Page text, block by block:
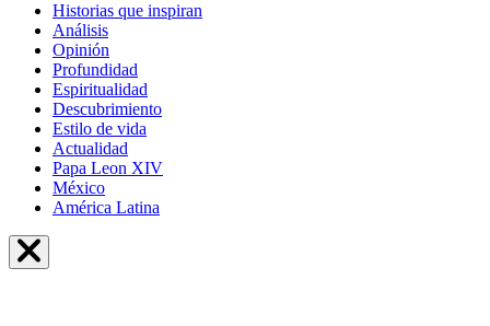
Historias que inspiran
Análisis
Opinión
Profundidad
Espiritualidad
Descubrimiento
Estilo de vida
Actualidad
Papa Leon XIV
México
América Latina